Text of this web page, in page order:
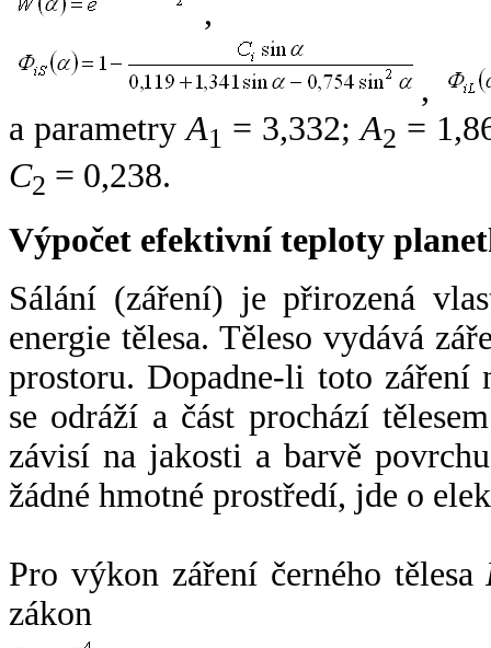
,
,
a parametryA1 = 3,332;A2 =
C2 = 0,238.
Výpočet efektivní teploty
Sálání (záření) je přirozená
energie tělesa. Těleso vydává
prostoru. Dopadne-li toto záření
se odráží a část prochází
závisí na jakosti a barvě
žádné hmotné prostředí, jde o
Pro výkon záření černého tělesa
zákon